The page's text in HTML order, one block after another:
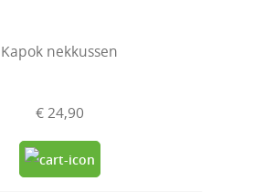
Kapok nekkussen
€ 24,90